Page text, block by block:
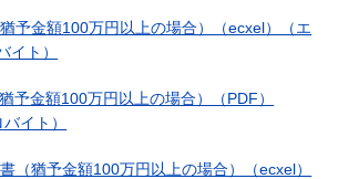
予金額100万円以上の場合）（ecxel）（エ
イト）
予金額100万円以上の場合）（PDF）
イト）
（猶予金額100万円以上の場合）（ecxel）